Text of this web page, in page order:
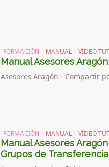
FORMACIÓN MANUAL | VÍDEO
Manual Asesores
Asesores Aragón - Compartir
FORMACIÓN MANUAL | VÍDEO
Manual Asesores
Grupos de Transferencia